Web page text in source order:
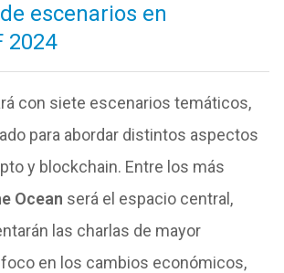
escenarios en
2024
con siete escenarios temáticos,
para abordar distintos aspectos
y blockchain. Entre los más
Ocean será el espacio central,
las charlas de mayor
en los cambios económicos,